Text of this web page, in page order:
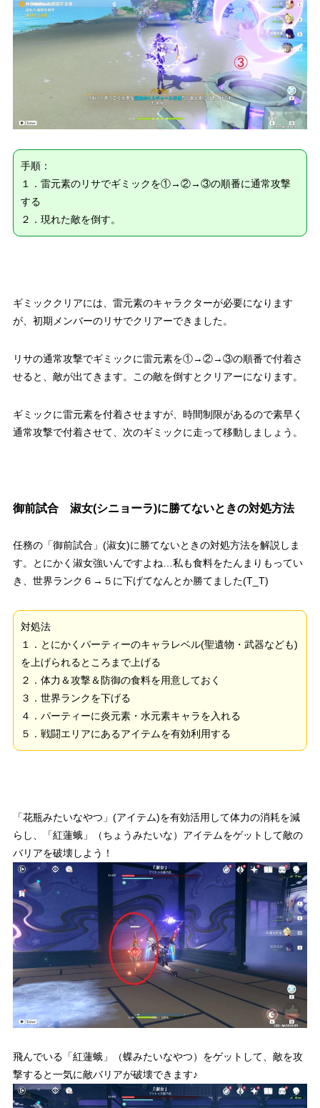
手順：
１．雷元素のリサでギミックを①→②→③の順番に通常攻撃
する
２．現れた敵を倒す。
ギミッククリアには、雷元素のキャラクターが必要になります
が、初期メンバーのリサでクリアーできました。
リサの通常攻撃でギミックに雷元素を①→②→③の順番で付着さ
せると、敵が出てきます。この敵を倒すとクリアーになります。
ギミックに雷元素を付着させますが、時間制限があるので素早く
通常攻撃で付着させて、次のギミックに走って移動しましょう。
御前試合 淑女(シニョーラ)に勝てないときの対処方法
任務の「御前試合」(淑女)に勝てないときの対処方法を解説しま
す。とにかく淑女強いんですよね…私も食料をたんまりもってい
き、世界ランク６→５に下げてなんとか勝てました(T_T)
対処法
１．とにかくパーティーのキャラレベル(聖遺物・武器なども)
を上げられるところまで上げる
２．体力＆攻撃＆防御の食料を用意しておく
３．世界ランクを下げる
４．パーティーに炎元素・水元素キャラを入れる
５．戦闘エリアにあるアイテムを有効利用する
「花瓶みたいなやつ」(アイテム)を有効活用して体力の消耗を減
らし、「紅蓮蛾」（ちょうみたいな）アイテムをゲットして敵の
バリアを破壊しよう！
飛んでいる「紅蓮蛾」（蝶みたいなやつ）をゲットして、敵を攻
撃すると一気に敵バリアが破壊できます♪